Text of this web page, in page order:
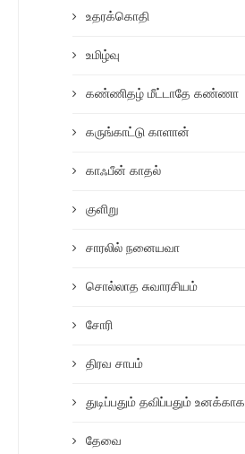
உதரக்கொதி
உமிழ்வு
கண்ணிதழ் மீட்டாதே கண்ணா
கருங்காட்டு காளான்
காஃபீன் காதல்
குளிறு
சாரலில் நனையவா
சொல்லாத சுவாரசியம்
சோரி
திரவ சாபம்
துடிப்பதும் தவிப்பதும் உனக்காக
தேவை